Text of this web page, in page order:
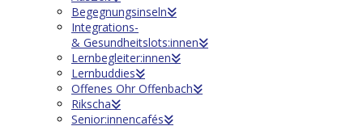
Begegnungsinseln
Integrations-
& Gesundheitslots:innen
Lernbegleiter:innen
Lernbuddies
Offenes Ohr Offenbach
Rikscha
Senior:innencafés